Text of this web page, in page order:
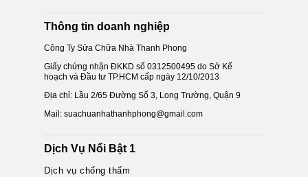
Thông tin doanh nghiệp
Công Ty Sửa Chữa Nhà Thanh Phong
Giấy chứng nhận ĐKKD số 0312500495 do Sở Kế
hoạch và Đầu tư TP.HCM cấp ngày 12/10/2013
Địa chỉ: Lầu 2/65 Đường Số 3, Long Trường, Quận 9
Mail: suachuanhathanhphong@gmail.com
Dịch Vụ Nổi Bật 1
Dịch vụ chống thấm